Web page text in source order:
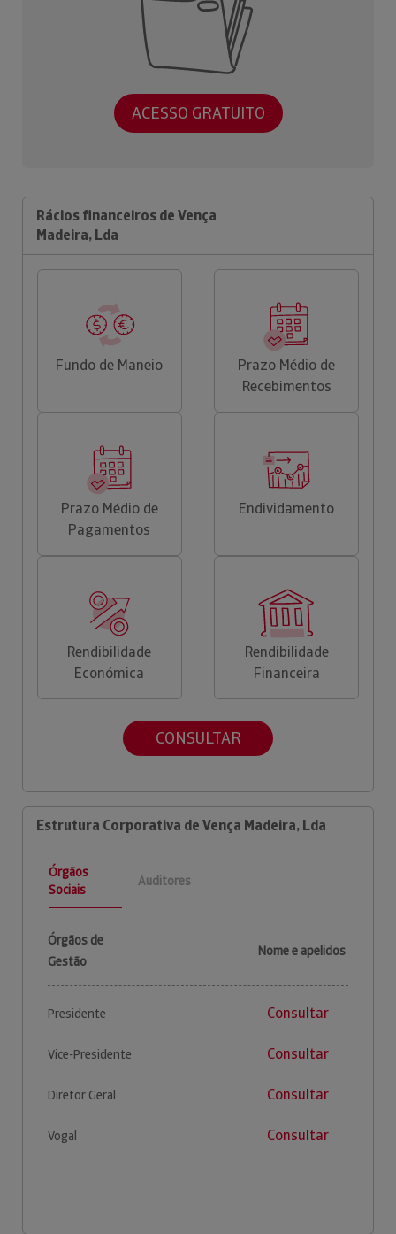
ACESSO GRATUITO
Rácios financeiros de Vença
Madeira, Lda
Fundo de Maneio
Prazo Médio de
Recebimentos
Prazo Médio de
Pagamentos
Endividamento
Rendibilidade
Económica
Rendibilidade
Financeira
CONSULTAR
Estrutura Corporativa de Vença Madeira, Lda
Órgãos
Sociais
Auditores
Órgãos de
Gestão
Nome e apelidos
Presidente Consultar
Vice-Presidente Consultar
Diretor Geral Consultar
Vogal Consultar